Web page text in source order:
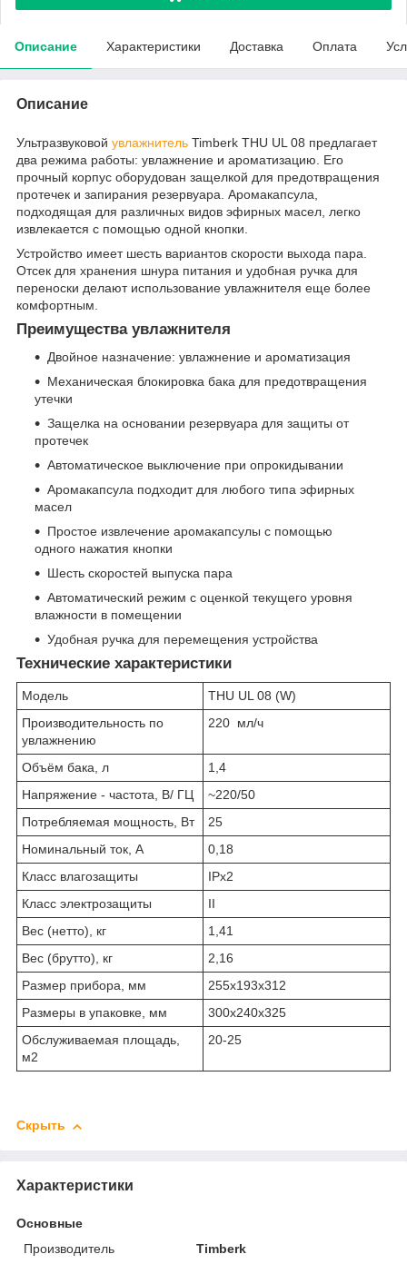
Описание Характеристики Доставка Оплата
Описание
Ультразвуковой увлажнитель Timberk THU UL 08 предлагает
два режима работы: увлажнение и ароматизацию. Его
прочный корпус оборудован защелкой для предотвращения
протечек и запирания резервуара. Аромакапсула,
подходящая для различных видов эфирных масел, легко
извлекается с помощью одной кнопки.
Устройство имеет шесть вариантов скорости выхода пара.
Отсек для хранения шнура питания и удобная ручка для
переноски делают использование увлажнителя еще более
комфортным.
Преимущества увлажнителя
Двойное назначение: увлажнение и ароматизация
Механическая блокировка бака для предотвращения
утечки
Защелка на основании резервуара для защиты от
протечек
Автоматическое выключение при опрокидывании
Аромакапсула подходит для любого типа эфирных
масел
Простое извлечение аромакапсулы с помощью
одного нажатия кнопки
Шесть скоростей выпуска пара
Автоматический режим с оценкой текущего уровня
влажности в помещении
Удобная ручка для перемещения устройства
Технические характеристики
Модель
THU UL 08 (W)
Производительность по
увлажнению
220 мл/ч
Объём бака, л
1,4
Напряжение - частота, В/ ГЦ
~220/50
Потребляемая мощность, Вт
25
Номинальный ток, А
0,18
Класс влагозащиты
IPx2
Класс электрозащиты
II
Вес (нетто), кг
1,41
Вес (брутто), кг
2,16
Размер прибора, мм
255x193x312
Размеры в упаковке, мм
300x240x325
Обслуживаемая площадь,
м2
20-25
Скрыть
Характеристики
Основные
Производитель
Timberk